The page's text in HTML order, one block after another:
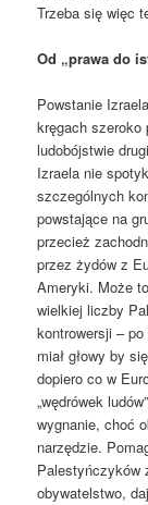
Trzeba się więc
Od „prawa do
Powstanie
kręgach szeroko
ludobójstwie
Izraela nie
szczególnych
powstające na
przecież
przez żydów z
Ameryki. Może
wielkiej liczby
kontrowersji –
miał głowy by
dopiero co w
„wędrówek
wygnanie, choć
narzędzie.
Palestyńczyków
obywatelstwo,